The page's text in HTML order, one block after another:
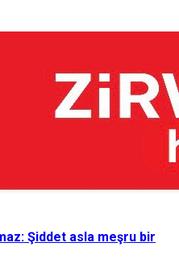
Şiddet asla meşru bir